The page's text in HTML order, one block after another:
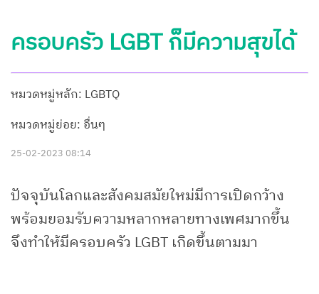
ครอบครัว LGBT ก็มีความสุขได้
หมวดหมู่หลัก: LGBTQ
หมวดหมู่ย่อย: อื่นๆ
25-02-2023 08:14
ปัจจุบันโลกและสังคมสมัยใหม่มีการเปิดกว้าง
พร้อมยอมรับความหลากหลายทางเพศมากขึ้น
จึงทำให้มีครอบครัว LGBT เกิดขึ้นตามมา